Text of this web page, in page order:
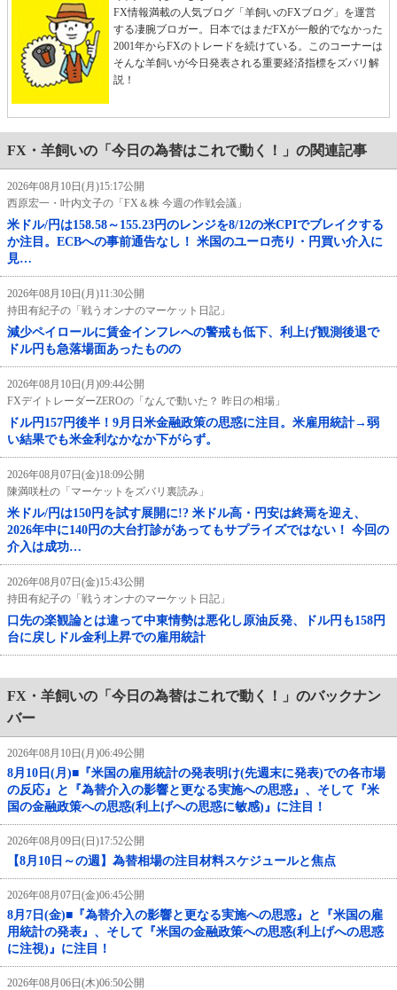
FX情報満載の人気ブログ「羊飼いのFXブログ」を運営
する凄腕ブロガー。日本ではまだFXが一般的でなかった
2001年からFXのトレードを続けている。このコーナーは
そんな羊飼いが今日発表される重要経済指標をズバリ解
説！
FX・羊飼いの「今日の為替はこれで動く！」の関連記事
2026年08月10日(月)15:17公開
西原宏一・叶内文子の「FX＆株 今週の作戦会議」
米ドル/円は158.58～155.23円のレンジを8/12の米CPIでブレイクする
か注目。ECBへの事前通告なし！ 米国のユーロ売り・円買い介入に
見…
2026年08月10日(月)11:30公開
持田有紀子の「戦うオンナのマーケット日記」
減少ペイロールに賃金インフレへの警戒も低下、利上げ観測後退で
ドル円も急落場面あったものの
2026年08月10日(月)09:44公開
FXデイトレーダーZEROの「なんで動いた？ 昨日の相場」
ドル円157円後半！9月日米金融政策の思惑に注目。米雇用統計→弱
い結果でも米金利なかなか下がらず。
2026年08月07日(金)18:09公開
陳満咲杜の「マーケットをズバリ裏読み」
米ドル/円は150円を試す展開に!? 米ドル高・円安は終焉を迎え、
2026年中に140円の大台打診があってもサプライズではない！ 今回の
介入は成功…
2026年08月07日(金)15:43公開
持田有紀子の「戦うオンナのマーケット日記」
口先の楽観論とは違って中東情勢は悪化し原油反発、ドル円も158円
台に戻しドル金利上昇での雇用統計
FX・羊飼いの「今日の為替はこれで動く！」のバックナン
バー
2026年08月10日(月)06:49公開
8月10日(月)■『米国の雇用統計の発表明け(先週末に発表)での各市場
の反応』と『為替介入の影響と更なる実施への思惑』、そして『米
国の金融政策への思惑(利上げへの思惑に敏感)』に注目！
2026年08月09日(日)17:52公開
【8月10日～の週】為替相場の注目材料スケジュールと焦点
2026年08月07日(金)06:45公開
8月7日(金)■『為替介入の影響と更なる実施への思惑』と『米国の雇
用統計の発表』、そして『米国の金融政策への思惑(利上げへの思惑
に注視)』に注目！
2026年08月06日(木)06:50公開